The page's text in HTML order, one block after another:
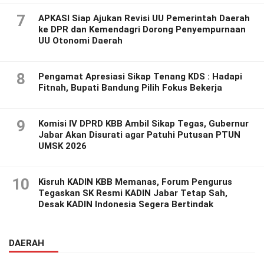
7
APKASI Siap Ajukan Revisi UU Pemerintah Daerah
ke DPR dan Kemendagri Dorong Penyempurnaan
UU Otonomi Daerah
8
Pengamat Apresiasi Sikap Tenang KDS : Hadapi
Fitnah, Bupati Bandung Pilih Fokus Bekerja
9
Komisi IV DPRD KBB Ambil Sikap Tegas, Gubernur
Jabar Akan Disurati agar Patuhi Putusan PTUN
UMSK 2026
10
Kisruh KADIN KBB Memanas, Forum Pengurus
Tegaskan SK Resmi KADIN Jabar Tetap Sah,
Desak KADIN Indonesia Segera Bertindak
DAERAH